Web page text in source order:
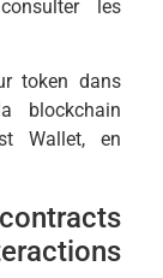
les
token dans
blockchain
Wallet, en